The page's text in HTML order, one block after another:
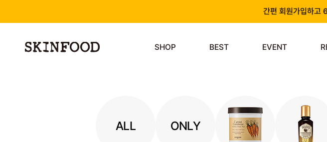
간편 회원가입하고
SHOP BEST EVENT
ALL ONLY